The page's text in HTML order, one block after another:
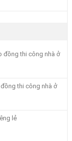
đồng thi công nhà ở
thi công nhà ở
lẻ